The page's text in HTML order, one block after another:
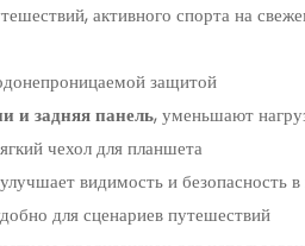
активного спорта на
защитой
и задняя панель, уменьшают
чехол для планшета
видимость и безопасность
для сценариев путешествий